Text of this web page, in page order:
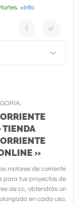
+info
»
motores de corriente
para tus proyectos de
de cc, obtendrás un
en cada uso.